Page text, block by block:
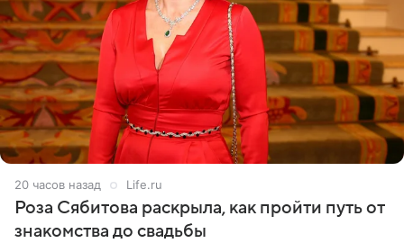
20 часов назад Life.ru
Роза Сябитова раскрыла, как пройти путь от
знакомства до свадьбы